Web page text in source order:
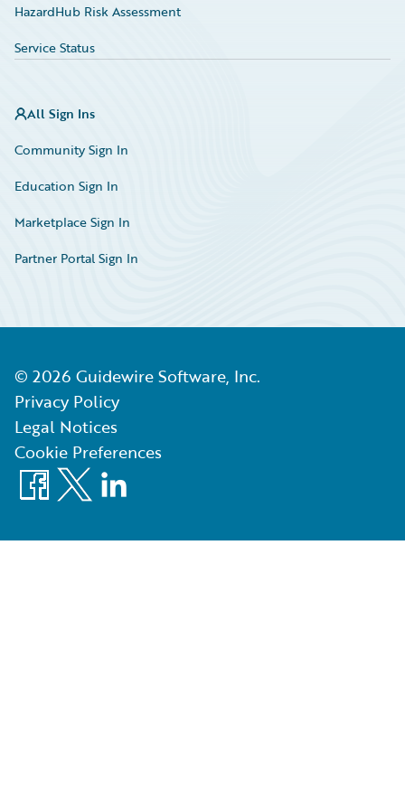
HazardHub Risk Assessment
Service Status
All Sign Ins
Community Sign In
Education Sign In
Marketplace Sign In
Partner Portal Sign In
© 2026 Guidewire Software, Inc.
Privacy Policy
Legal Notices
Cookie Preferences
Facebook
X LinkedIn